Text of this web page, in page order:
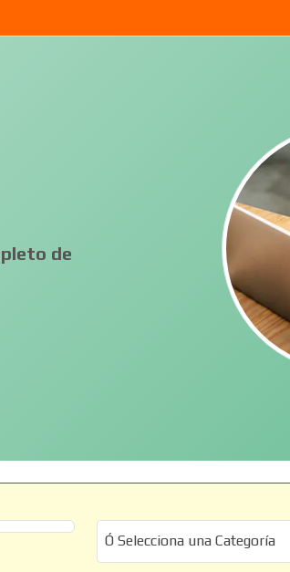
de
Ó Selecciona una Categoría
Ó Selecciona una Categoría